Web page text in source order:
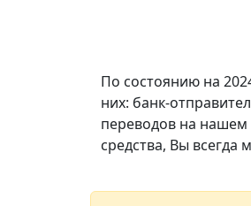
По состоянию на
них: банк-
переводов на нашем
средства, Вы